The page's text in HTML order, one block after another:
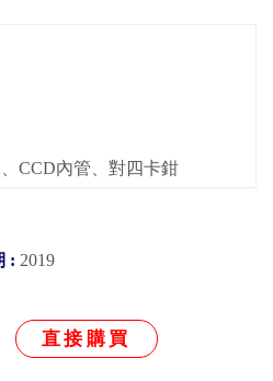
CCD內管、對四卡鉗
: 2019
直接購買